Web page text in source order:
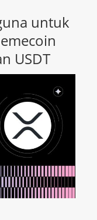
untuk
USDT